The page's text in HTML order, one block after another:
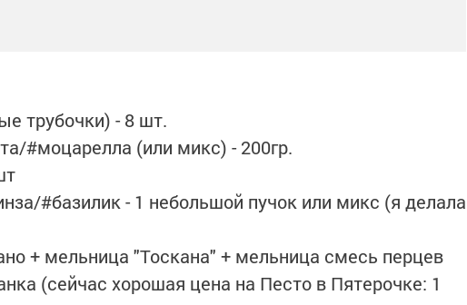
трубочки) - 8 шт.⠀
#моцарелла (или микс) - 200гр.⠀
#базилик - 1 небольшой пучок или микс (я делала
+ мельница "Тоскана" + мельница смесь перцев⠀
(сейчас хорошая цена на Песто в Пятерочке: 1